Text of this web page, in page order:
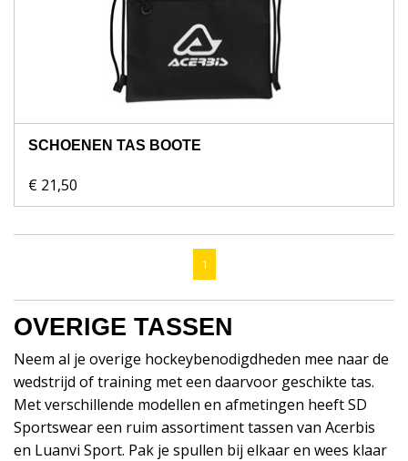
SCHOENEN TAS BOOTE
€ 21,50
1
OVERIGE TASSEN
Neem al je overige hockeybenodigdheden mee naar de
wedstrijd of training met een daarvoor geschikte tas.
Met verschillende modellen en afmetingen heeft SD
Sportswear een ruim assortiment tassen van Acerbis
en Luanvi Sport. Pak je spullen bij elkaar en wees klaar